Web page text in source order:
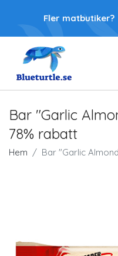
Fler matbutiker?
Bar "Garlic
78% rabatt
Hem Bar "Garlic